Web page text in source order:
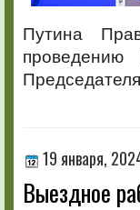
Путина
проведению
19 января,
Выездное